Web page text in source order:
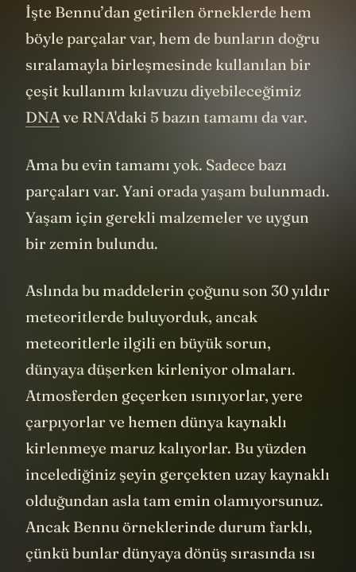
İşte Bennu’dan getirilen örneklerde hem
böyle parçalar var, hem de bunların doğru
sıralamayla birleşmesinde kullanılan bir
çeşit kullanım kılavuzu diyebileceğimiz
DNAve RNA'daki 5 bazın tamamı da var.
Ama bu evin tamamı yok. Sadece bazı
parçaları var. Yani orada yaşam bulunmadı.
Yaşam için gerekli malzemeler ve uygun
bir zemin bulundu.
Aslında bu maddelerin çoğunu son 30 yıldır
meteoritlerde buluyorduk, ancak
meteoritlerle ilgili en büyük sorun,
dünyaya düşerken kirleniyor olmaları.
Atmosferden geçerken ısınıyorlar, yere
çarpıyorlar ve hemen dünya kaynaklı
kirlenmeye maruz kalıyorlar. Bu yüzden
incelediğiniz şeyin gerçekten uzay kaynaklı
olduğundan asla tam emin olamıyorsunuz.
Ancak Bennu örneklerinde durum farklı,
çünkü bunlar dünyaya dönüş sırasında ısı